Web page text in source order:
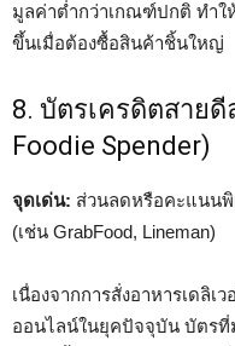
มูลค่าต่ำกว่าเกณฑ์ปกติ ทำใ
ขึ้นเมื่อต้องซื้อสินค้าชิ้นใหญ่
8. บัตรเครดิตสายดี
Foodie Spender)
จุดเด่น: ส่วนลดหรือคะแนนพิ
(เช่น GrabFood, Lineman)
เนื่องจากการสั่งอาหารเดลิเ
ออนไลน์ในยุคปัจจุบัน บัตร